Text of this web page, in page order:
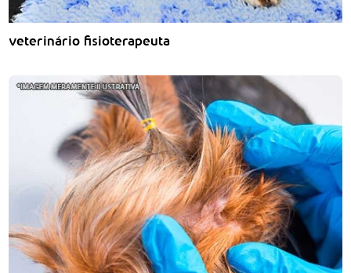
veterinário fisioterapeuta